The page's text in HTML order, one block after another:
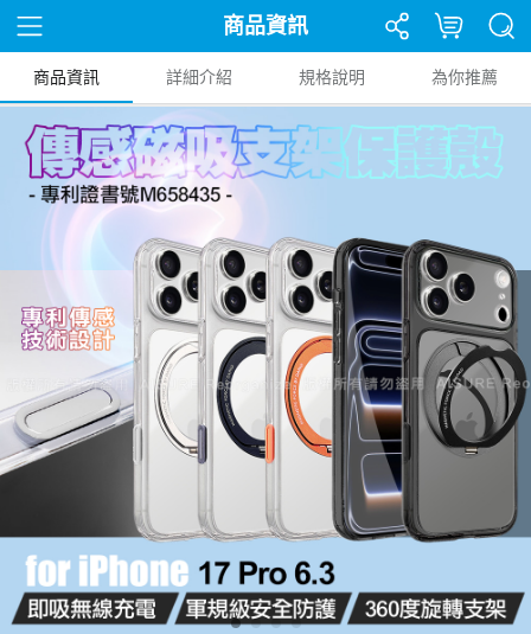
商品資訊
商品資訊 詳細介紹 規格說明 為你推薦